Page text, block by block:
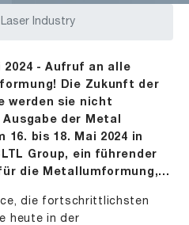
Laser Industry
2024 - Aufruf an alle
Die Zukunft der
werden sie nicht
Ausgabe der Metal
16. bis 18. Mai 2024 in
Group, ein führender
die Metallumformung,…
die fortschrittlichsten
heute in der